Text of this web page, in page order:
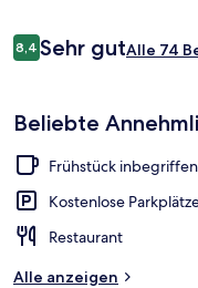
Bewertungen
8,48,4 von 10.
Sehr gutAlle 74
Beliebte
Frühstück inbegriffen
Kostenlose
Restaurant
Alle anzeigen